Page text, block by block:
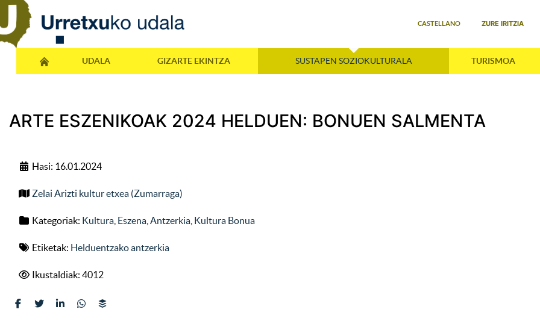
CASTELLANO ZURE IRITZIA
UDALA GIZARTE EKINTZA SUSTAPEN SOZIOKULTURALA TURISMOA
ARTE ESZENIKOAK 2024 HELDUEN: BONUEN SALMENTA
Hasi: 16.01.2024
Zelai Arizti kultur etxea (Zumarraga)
Kategoriak: Kultura Eszena Antzerkia Kultura Bonua
Etiketak: Helduentzako antzerkia
Ikustaldiak: 4012